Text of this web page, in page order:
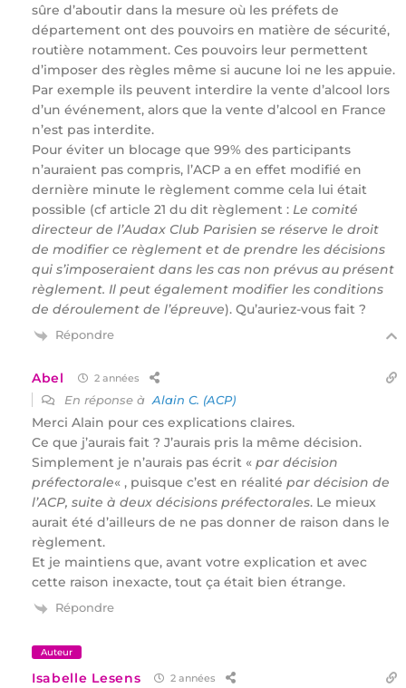
sûre d’aboutir dans la mesure où les préfets de
département ont des pouvoirs en matière de sécurité,
routière notamment. Ces pouvoirs leur permettent
d’imposer des règles même si aucune loi ne les appuie.
Par exemple ils peuvent interdire la vente d’alcool lors
d’un événement, alors que la vente d’alcool en France
n’est pas interdite.
Pour éviter un blocage que 99% des participants
n’auraient pas compris, l’ACP a en effet modifié en
dernière minute le règlement comme cela lui était
possible (cf article 21 du dit règlement :Le comité
directeur de l’Audax Club Parisien se réserve le droit
de modifier ce règlement et de prendre les décisions
qui s’imposeraient dans les cas non prévus au présent
règlement. Il peut également modifier les conditions
de déroulement de l’épreuve). Qu’auriez-vous fait ?
Répondre
Abel 2 années
En réponse à Alain C. (ACP)
Merci Alain pour ces explications claires.
Ce que j’aurais fait ? J’aurais pris la même décision.
Simplement je n’aurais pas écrit « par décision
préfectorale« , puisque c’est en réalité par décision de
l’ACP, suite à deux décisions préfectorales. Le mieux
aurait été d’ailleurs de ne pas donner de raison dans le
règlement.
Et je maintiens que, avant votre explication et avec
cette raison inexacte, tout ça était bien étrange.
Répondre
Auteur
Isabelle Lesens 2 années